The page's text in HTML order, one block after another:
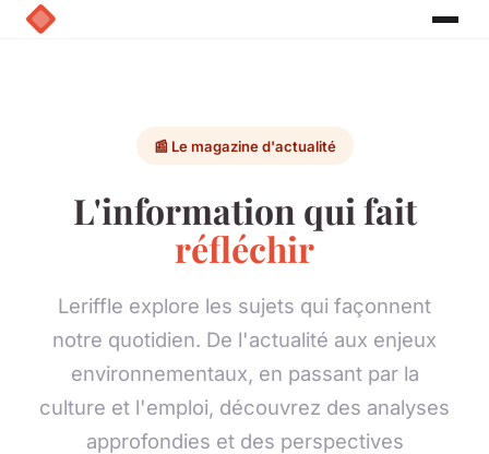
📰 Le magazine d'actualité
L'information qui fait
réfléchir
Leriffle explore les sujets qui façonnent
notre quotidien. De l'actualité aux enjeux
environnementaux, en passant par la
culture et l'emploi, découvrez des analyses
approfondies et des perspectives